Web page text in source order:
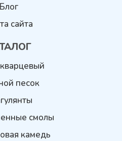
Блог
сайта
песок
смолы
камедь